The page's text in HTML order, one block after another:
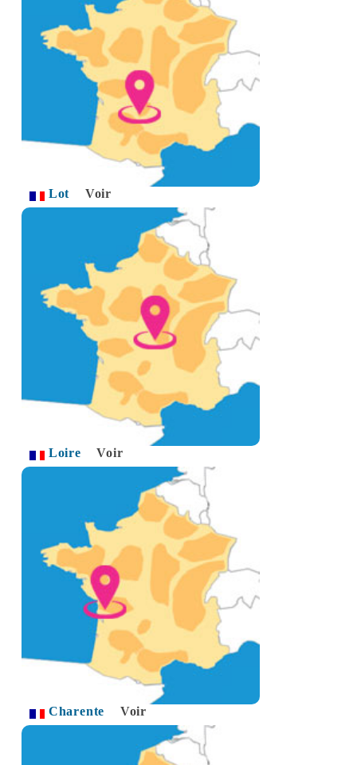
Lot Voir
Loire Voir
Charente Voir